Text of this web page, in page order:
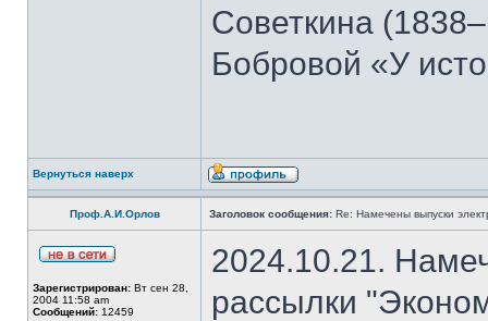
Советкина
Бобровой «У
Вернуться наверх
Проф.А.И.Орлов Заголовок сообщения: Re: Намечены выпуски
Зарегистрирован: Вт сен 28,
2004 11:58 am
Сообщений: 12459
2024.10.21.
рассылки